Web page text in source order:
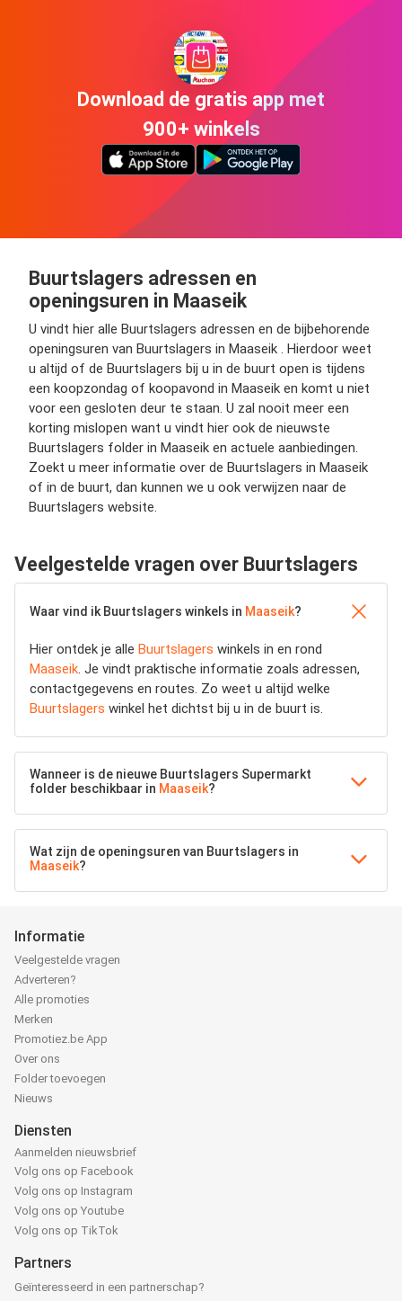
Download de gratis app met
900+ winkels
Buurtslagers adressen en
openingsuren in Maaseik
U vindt hier alle Buurtslagers adressen en de bijbehorende
openingsuren van Buurtslagers in Maaseik . Hierdoor weet
u altijd of de Buurtslagers bij u in de buurt open is tijdens
een koopzondag of koopavond in Maaseik en komt u niet
voor een gesloten deur te staan. U zal nooit meer een
korting mislopen want u vindt hier ook de nieuwste
Buurtslagers folder in Maaseik en actuele aanbiedingen.
Zoekt u meer informatie over de Buurtslagers in Maaseik
of in de buurt, dan kunnen we u ook verwijzen naar de
Buurtslagers website.
Veelgestelde vragen over Buurtslagers
Waar vind ik Buurtslagers winkels in Maaseik?
Hier ontdek je alle Buurtslagers winkels in en rond
Maaseik. Je vindt praktische informatie zoals adressen,
contactgegevens en routes. Zo weet u altijd welke
Buurtslagers winkel het dichtst bij u in de buurt is.
Wanneer is de nieuwe Buurtslagers Supermarkt
folder beschikbaar in Maaseik?
Wat zijn de openingsuren van Buurtslagers in
Maaseik?
Informatie
Veelgestelde vragen
Adverteren?
Alle promoties
Merken
Promotiez.be App
Over ons
Folder toevoegen
Nieuws
Diensten
Aanmelden nieuwsbrief
Volg ons op Facebook
Volg ons op Instagram
Volg ons op Youtube
Volg ons op TikTok
Partners
Geïnteresseerd in een partnerschap?